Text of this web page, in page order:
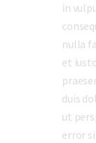
in
nulla
et
duis
ut
error